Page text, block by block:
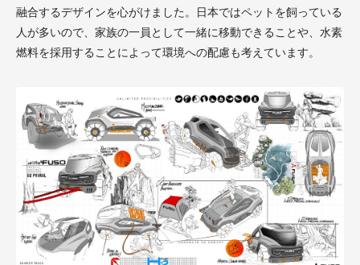
融合するデザインを心がけました。日本ではペットを飼っている
人が多いので、家族の一員として一緒に移動できることや、水素
燃料を採用することによって環境への配慮も考えています。